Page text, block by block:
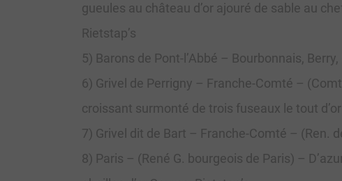
gueules au château d’or ajouré de sable au
Rietstap’s
5) Barons de Pont-l’Abbé – Bourbonnais,
6) Grivel de Perrigny – Franche-Comté –
croissant surmonté de trois fuseaux le tout d’or
7) Grivel dit de Bart – Franche-Comté – (Ren.
8) Paris – (René G. bourgeois de Paris) –